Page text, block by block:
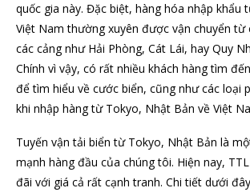
quốc gia này. Đặc biệt, hàng hóa nhập khẩu
Việt Nam thường xuyên được vận chuyển từ
các cảng như Hải Phòng, Cát Lái, hay Quy
Chính vì vậy, có rất nhiều khách hàng tìm
để tìm hiểu về cước biển, cũng như các loại
khi nhập hàng từ Tokyo, Nhật Bản về Việt
Tuyến vận tải biển từ Tokyo, Nhật Bản là
mạnh hàng đầu của chúng tôi. Hiện nay,
đãi với giá cả rất cạnh tranh. Chi tiết dưới